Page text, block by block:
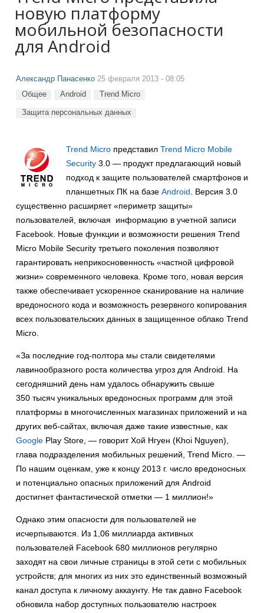
новую платформу
мобильной безопасности
для Android
Александр Панасенко 25 февраля 2013 - 08:05
Общее Android Trend Micro
Защита персональных данных
Trend Micro представил Trend Micro Mobile
Security 3.0 — продукт предлагающий новый
подход к защите пользователей смартфонов и
планшетных ПК на базе Android . Версия 3.0
существенно расширяет «периметр защиты»
пользователей, включая информацию в учетной записи
Facebook. Новые функции и возможности решения Trend
Micro Mobile Security третьего поколения позволяют
гарантировать неприкосновенность «частной цифровой
жизни» современного человека. Кроме того, новая версия
также обеспечивает ускоренное сканирование на наличие
вредоносного кода и возможность резервного копирования
всех пользовательских данных в защищенное облако Trend
Micro.
«За последние год-полтора мы стали свидетелями
лавинообразного роста количества угроз для Android. На
сегодняшний день нам удалось обнаружить свыше
350 тысяч уникальных вредоносных программ для этой
платформы в многочисленных магазинах приложений и на
других веб-сайтах, включая даже такие известные, как
Google Play Store, — говорит Хой Нгуен (Khoi Nguyen),
глава подразделения мобильных решений, Trend Micro. —
По нашим оценкам, уже к концу 2013 г. число вредоносных
и потенциально опасных приложений для Android
достигнет фантастической отметки — 1 миллион!»
Однако этим опасности для пользователей не
исчерпываются. Из 1,06 миллиарда активных
пользователей Facebook 680 миллионов регулярно
заходят на свои личные страницы в этой сети с мобильных
устройств; для многих из них это единственный возможный
канал доступа к личному аккаунту. Не так давно Facebook
обновила набор доступных пользователю настроек